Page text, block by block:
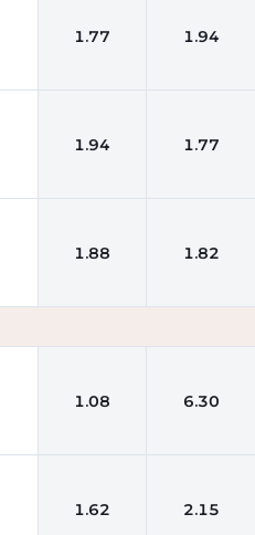
1.77 1.94
1.94 1.77
1.88 1.82
1.08 6.30
1.62 2.15